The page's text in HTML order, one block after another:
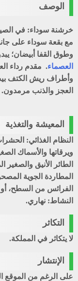
الوصف
خرشنة سوداء: في
مع بقعة سوداء على
وطوق القفا أبيضان؛
العصماء. مقدم رداء
وأطراف ريش الكتف
العجز والذنب مرمدون.
المعيشة والتغذية
النظام الغذائي:
ويرقاتها والأسماك
الطائر الأنيق
المطاردة الجوية
الفرائس من السطح،
النشاط: نهاري.
التكاثر
لا يتكاثر في المملكة.
الإنتشار
على الرغم من الموقع